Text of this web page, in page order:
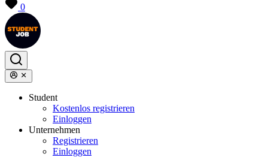
0
Student
Kostenlos registrieren
Einloggen
Unternehmen
Registrieren
Einloggen